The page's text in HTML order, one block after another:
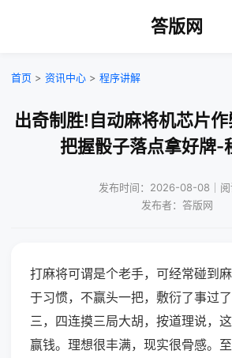
答版网
首页 > 资讯中心 > 程序讲解
出奇制胜!自动麻将机芯片
把握骰子落点拿好牌-
发布时间：2026-08-08｜阅
发布者：答版网
打麻将可谓是个老手，可经常碰到
于习惯，不赢头一把，敷衍了事过了
三，四连摸三局大胡，按道理说，
赢钱。理想很丰满，现实很骨感。